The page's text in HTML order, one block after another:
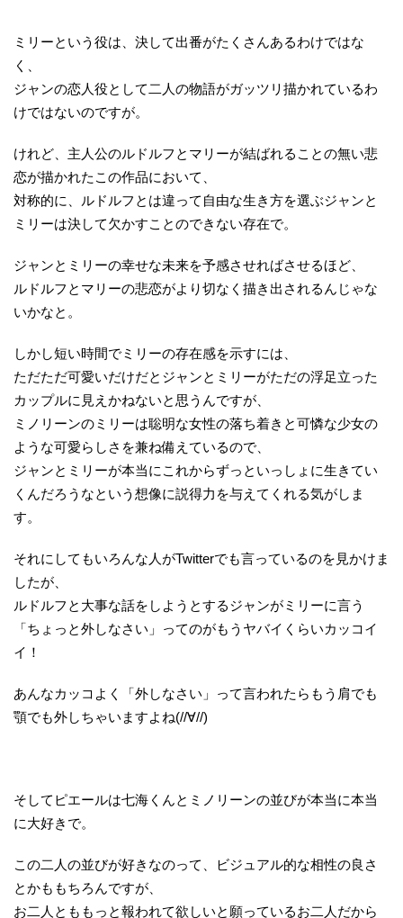
ミリーという役は、決して出番がたくさんあるわけではな
く、
ジャンの恋人役として二人の物語がガッツリ描かれているわ
けではないのですが。
けれど、主人公のルドルフとマリーが結ばれることの無い悲
恋が描かれたこの作品において、
対称的に、ルドルフとは違って自由な生き方を選ぶジャンと
ミリーは決して欠かすことのできない存在で。
ジャンとミリーの幸せな未来を予感させればさせるほど、
ルドルフとマリーの悲恋がより切なく描き出されるんじゃな
いかなと。
しかし短い時間でミリーの存在感を示すには、
ただただ可愛いだけだとジャンとミリーがただの浮足立った
カップルに見えかねないと思うんですが、
ミノリーンのミリーは聡明な女性の落ち着きと可憐な少女の
ような可愛らしさを兼ね備えているので、
ジャンとミリーが本当にこれからずっといっしょに生きてい
くんだろうなという想像に説得力を与えてくれる気がしま
す。
それにしてもいろんな人がTwitterでも言っているのを見かけま
したが、
ルドルフと大事な話をしようとするジャンがミリーに言う
「ちょっと外しなさい」ってのがもうヤバイくらいカッコイ
イ！
あんなカッコよく「外しなさい」って言われたらもう肩でも
顎でも外しちゃいますよね(//∀//)
そしてピエールは七海くんとミノリーンの並びが本当に本当
に大好きで。
この二人の並びが好きなのって、ビジュアル的な相性の良さ
とかももちろんですが、
お二人とももっと報われて欲しいと願っているお二人だから